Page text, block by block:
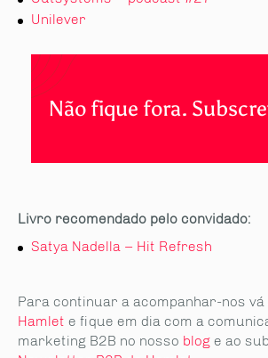
Unilever
Não fique fora.
Livro recomendado pelo convidado:
Satya Nadella – Hit Refresh
Para continuar a acompanhar-nos vá
Hamlet e fique em dia com a
marketing B2B no nosso blog e ao